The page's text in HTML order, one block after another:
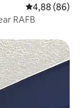
Gemiddelde
4,88 (86)
RAFB